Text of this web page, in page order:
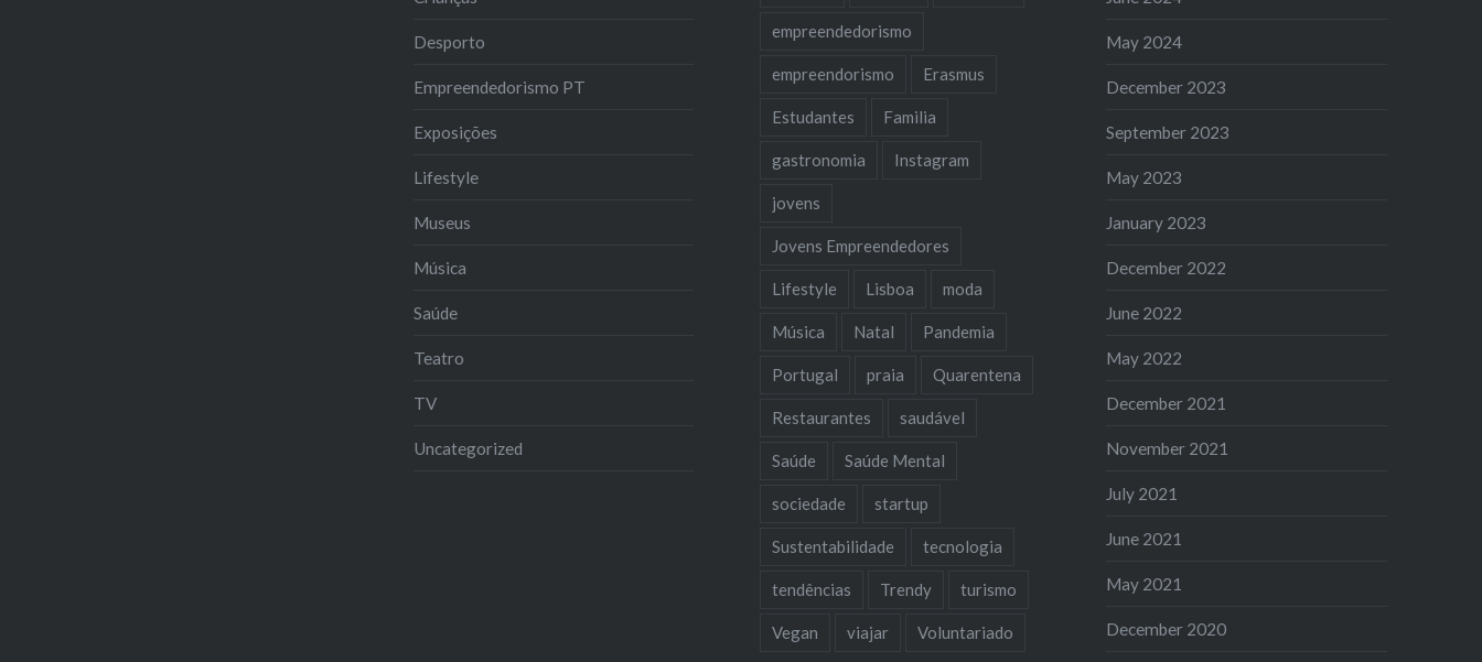
Desporto
Empreendedorismo PT
Exposições
Lifestyle
Museus
Música
Saúde
Teatro
TV
Uncategorized
empreendedorismo
empreendorismo Erasmus
Estudantes Familia
gastronomia Instagram
jovens
Jovens Empreendedores
Lifestyle Lisboa moda
Música Natal Pandemia
Portugal praia Quarentena
Restaurantes saudável
Saúde Saúde Mental
sociedade startup
Sustentabilidade tecnologia
tendências Trendy turismo
Vegan viajar Voluntariado
May 2024
December 2023
September 2023
May 2023
January 2023
December 2022
June 2022
May 2022
December 2021
November 2021
July 2021
June 2021
May 2021
December 2020